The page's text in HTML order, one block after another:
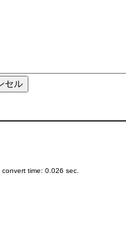
time: 0.026 sec.